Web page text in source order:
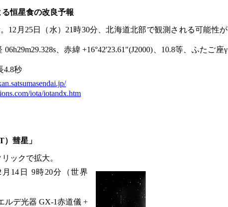
恒星食の改良予報
12月25日（水）21時30分、北海道北部で観測される可能性が
、赤緯 +16°42'23.61"(J2000)、10.8等、ふたご座γ
4.8秒
iota/iotandx.htm
彗星」
ックで拡大。
月14日 9時20分（世界
ルデ光器 GX-1赤道儀 +